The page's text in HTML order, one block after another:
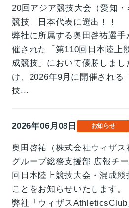
20回アジア競技大会（愛知
競技 日本代表に選出！！
弊社に所属する奥田啓祐選手
催された「第110回日本陸上
成競技」において優勝しまし
け、2026年9月に開催される
技...
2026年06月08日 お知らせ
奥田啓祐（株式会社ウィザス
グループ総務支援部 広報チ
回日本陸上競技大会・混成競
ことをお知らせいたします。
弊社「ウィザスAthleticsClub